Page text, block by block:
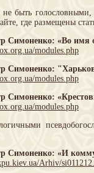
быть голословными,
где размещены
Симоненко: «Во имя
modules.php
Симоненко:
modules.php
Симоненко:
modules.php
Симоненко: «И
Arhiv/